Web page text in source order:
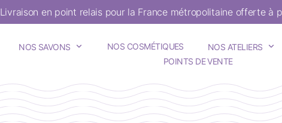
Livraison en point relais pour la France métropolitaine offerte à
NOS SAVONS NOS COSMÉTIQUES NOS ATELIERS
POINTS DE VENTE